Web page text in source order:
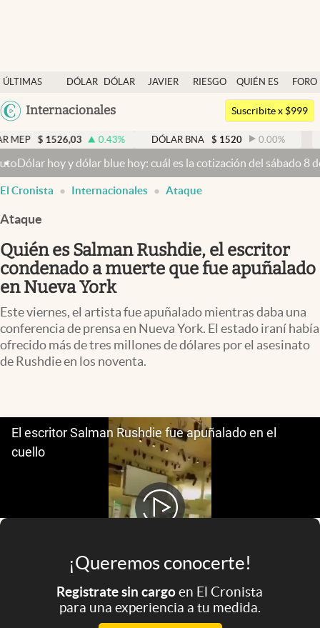
ÚLTIMAS
NOTICIAS
DÓLAR
DÓLAR
JAVIER
RIESGO
QUIÉN ES
QUIÉN
FORO
Argentina
México
Internacionales
Dólar
Members
Economía y Política
Finanzas y Mercados
Mercados Online
Negocios
Columnistas
Otras secciones
Infotechnology
Clase
Eventos Corporativos
abre en nueva pestaña
Suscribite x $999
0.43% DÓLAR BNA $ 1520 0.00% DÓLAR
hoy y dólar blue hoy: cuál es la cotización del sábado 8 de
El Cronista Internacionales Ataque
Ataque
Quién es Salman Rushdie, el escritor
condenado a muerte que fue apuñalado
en Nueva York
Este viernes, el artista fue apuñalado mientras daba una
conferencia de prensa en Nueva York. El estado iraní había
ofrecido más de tres millones de dólares por el asesinato
de Rushdie en los noventa.
¡Queremos conocerte!
Registrate sin cargoen El Cronista
para una experiencia a tu medida.